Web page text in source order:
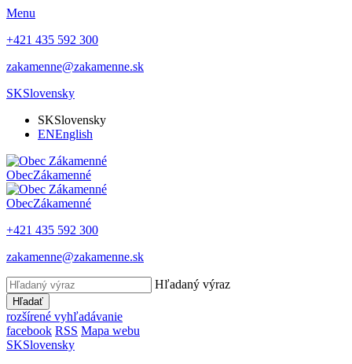
Menu
+421 435 592 300
zakamenne@zakamenne.sk
SKSlovensky
SKSlovensky
ENEnglish
ObecZákamenné
ObecZákamenné
+421 435 592 300
zakamenne@zakamenne.sk
Hľadaný výraz
Hľadať
rozšírené vyhľadávanie
facebook RSS Mapa webu
SKSlovensky